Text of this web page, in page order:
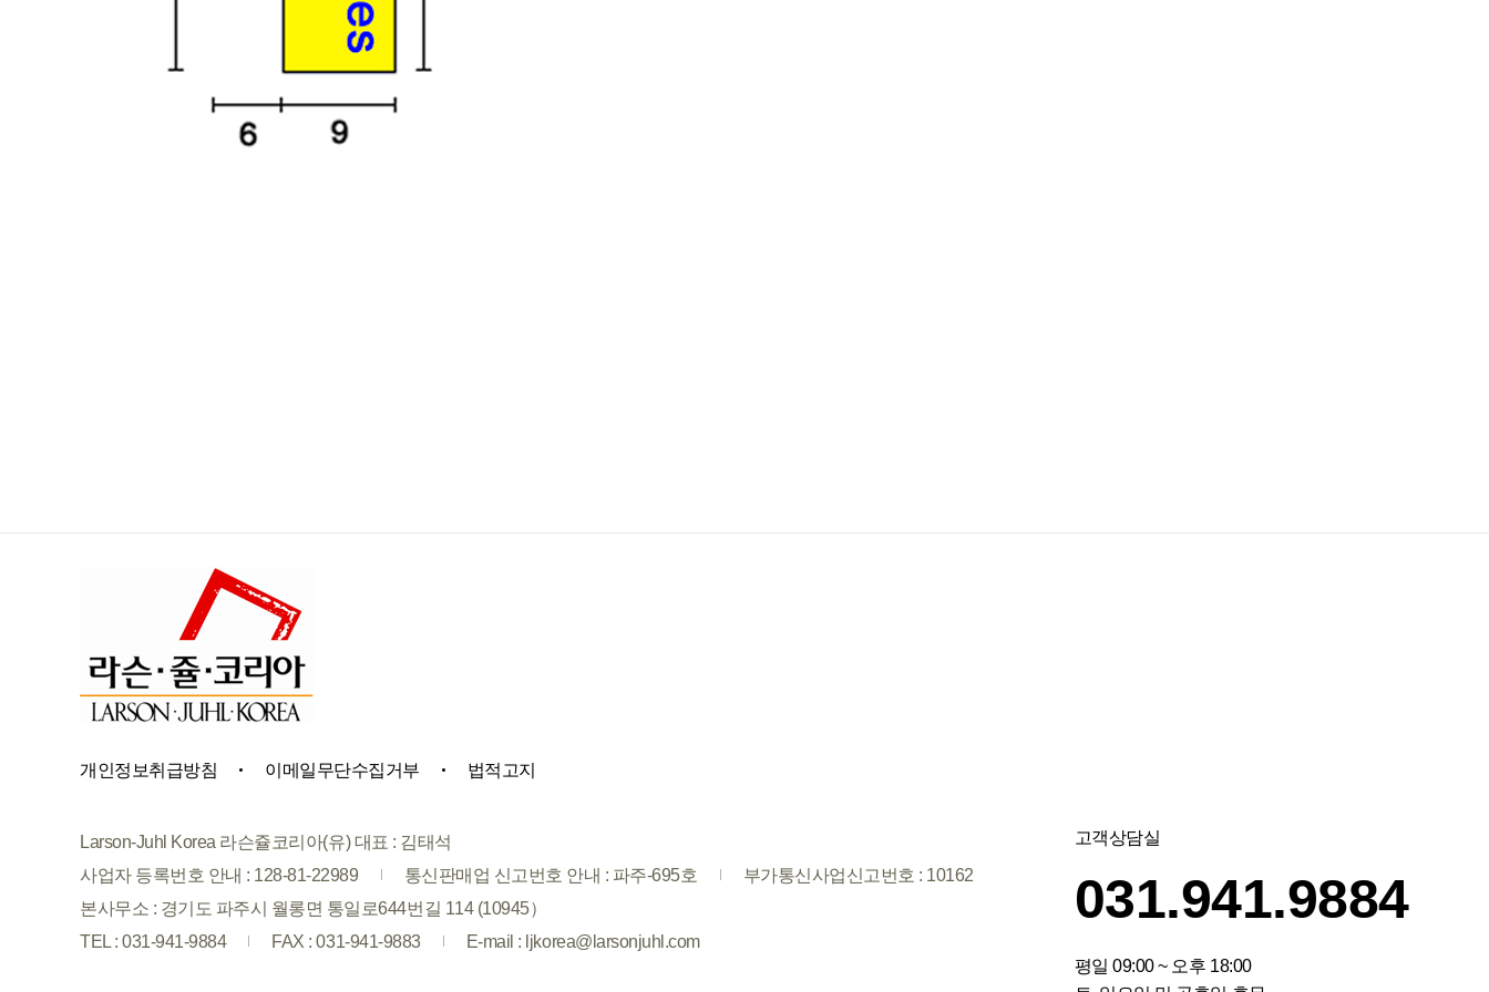
개인정보취급방침 이메일무단수집거부 법적고지
고객상담실
031.941.9884
평일 09:00 ~ 오후 18:00
Larson-Juhl Korea 라슨쥴코리아(유) 대표 : 김태석
사업자 등록번호 안내 : 128-81-22989
통신판매업 신고번호 안내 : 파주-695호
부가통신사업신고번호 : 10162
본사무소 : 경기도 파주시 월롱면 통일로644번길 114 (10945）
TEL : 031-941-9884
FAX : 031-941-9883 E-mail : ljkorea@larsonjuhl.com